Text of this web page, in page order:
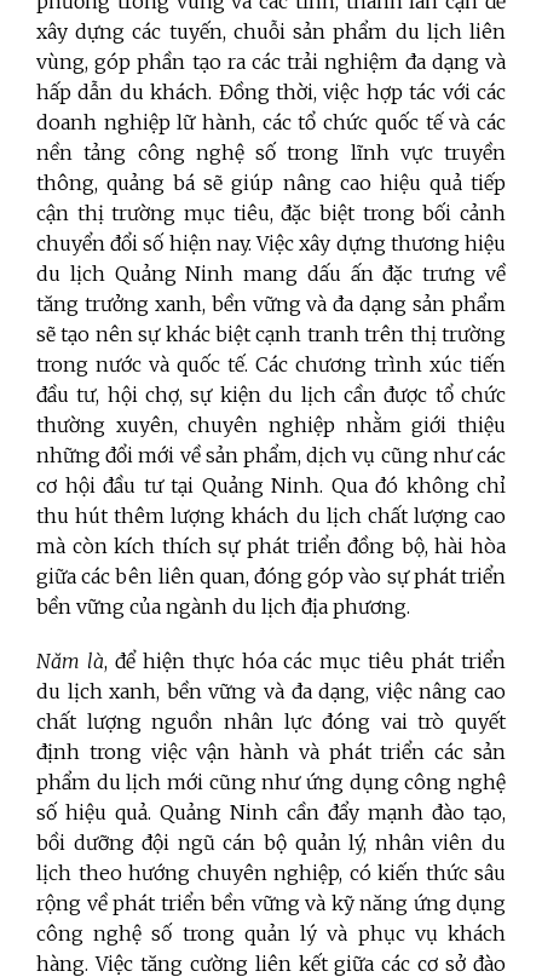
xây dựng các tuyến, chuỗi sản phẩm du lịch liên
vùng, góp phần tạo ra các trải nghiệm đa dạng và
hấp dẫn du khách. Đồng thời, việc hợp tác với các
doanh nghiệp lữ hành, các tổ chức quốc tế và các
nền tảng công nghệ số trong lĩnh vực truyền
thông, quảng bá sẽ giúp nâng cao hiệu quả tiếp
cận thị trường mục tiêu, đặc biệt trong bối cảnh
chuyển đổi số hiện nay. Việc xây dựng thương hiệu
du lịch Quảng Ninh mang dấu ấn đặc trưng về
tăng trưởng xanh, bền vững và đa dạng sản phẩm
sẽ tạo nên sự khác biệt cạnh tranh trên thị trường
trong nước và quốc tế. Các chương trình xúc tiến
đầu tư, hội chợ, sự kiện du lịch cần được tổ chức
thường xuyên, chuyên nghiệp nhằm giới thiệu
những đổi mới về sản phẩm, dịch vụ cũng như các
cơ hội đầu tư tại Quảng Ninh. Qua đó không chỉ
thu hút thêm lượng khách du lịch chất lượng cao
mà còn kích thích sự phát triển đồng bộ, hài hòa
giữa các bên liên quan, đóng góp vào sự phát triển
bền vững của ngành du lịch địa phương.
Năm là, để hiện thực hóa các mục tiêu phát triển
du lịch xanh, bền vững và đa dạng, việc nâng cao
chất lượng nguồn nhân lực đóng vai trò quyết
định trong việc vận hành và phát triển các sản
phẩm du lịch mới cũng như ứng dụng công nghệ
số hiệu quả. Quảng Ninh cần đẩy mạnh đào tạo,
bồi dưỡng đội ngũ cán bộ quản lý, nhân viên du
lịch theo hướng chuyên nghiệp, có kiến thức sâu
rộng về phát triển bền vững và kỹ năng ứng dụng
công nghệ số trong quản lý và phục vụ khách
hàng. Việc tăng cường liên kết giữa các cơ sở đào